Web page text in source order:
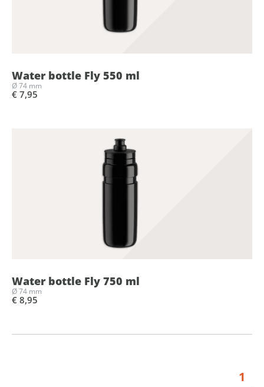
Water bottle Fly 550 ml
Ø 74 mm
€ 7,95
Water bottle Fly 750 ml
Ø 74 mm
€ 8,95
1